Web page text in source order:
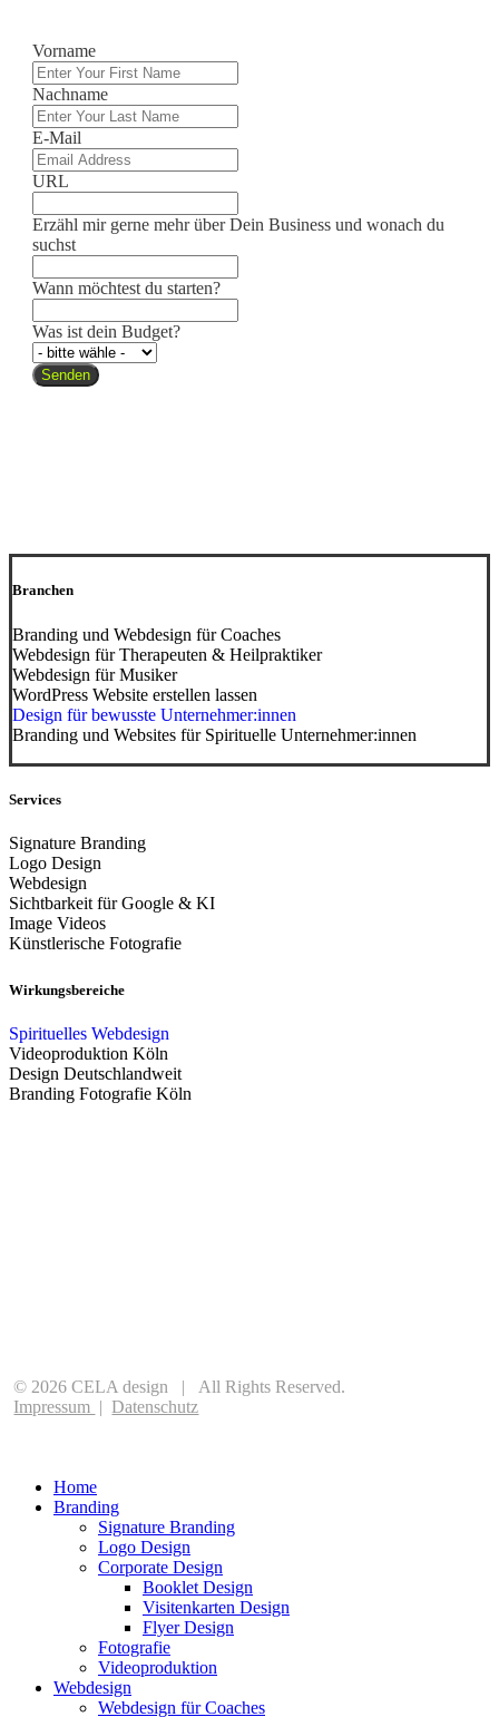
Vorname
Nachname
E-Mail
URL
Erzähl mir gerne mehr über Dein Business und wonach du
suchst
Wann möchtest du starten?
Was ist dein Budget?
Senden
Branchen
Branding und Webdesign für Coaches
Webdesign für Therapeuten & Heilpraktiker
Webdesign für Musiker
WordPress Website erstellen lassen
Design für bewusste Unternehmer:innen
Branding und Websites für Spirituelle Unternehmer:innen
Services
Signature Branding
Logo Design
Webdesign
Sichtbarkeit für Google & KI
Image Videos
Künstlerische Fotografie
Wirkungsbereiche
Spirituelles Webdesign
Videoproduktion Köln
Design Deutschlandweit
Branding Fotografie Köln
© 2026 CELA design | All Rights Reserved.
Impressum |Datenschutz
Home
Branding
Signature Branding
Logo Design
Corporate Design
Booklet Design
Visitenkarten Design
Flyer Design
Fotografie
Videoproduktion
Webdesign
Webdesign für Coaches